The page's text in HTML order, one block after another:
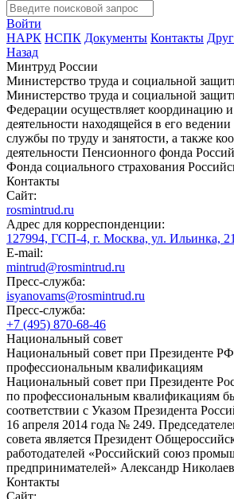
Войти
НАРК НСПК Документы Контакты
Назад
Минтруд России
Министерство труда и социальной
Министерство труда и социальной
Федерации осуществляет координацию и
деятельности находящейся в его
службы по труду и занятости, а также
деятельности Пенсионного фонда
Фонда социального страхования
Контакты
Сайт:
rosmintrud.ru
Адрес для корреспонденции:
127994, ГСП-4, г. Москва, ул. Ильинка, 21
E-mail:
mintrud@rosmintrud.ru
Пресс-служба:
isyanovams@rosmintrud.ru
Пресс-служба:
+7 (495) 870-68-46
Национальный совет
Национальный совет при Президенте
профессиональным квалификациям
Национальный совет при Президенте
по профессиональным квалификациям
соответствии с Указом Президента
16 апреля 2014 года № 249.
совета является Президент
работодателей «Российский союз
предпринимателей» Александр
Контакты
Сайт: